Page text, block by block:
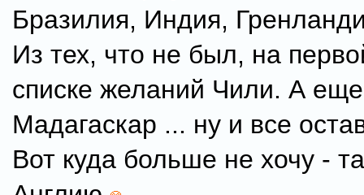
Бразилия, Индия,
Из тех, что не был, на
списке желаний Чили. А
Мадагаскар ... ну и все
Вот куда больше не хочу -